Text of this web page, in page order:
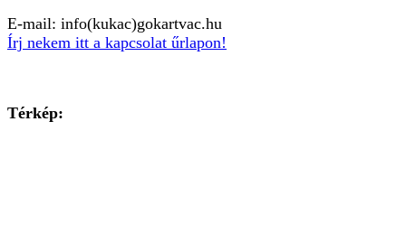
E-mail: info(kukac)gokartvac.hu
Írj nekem itt a kapcsolat űrlapon!
Térkép: